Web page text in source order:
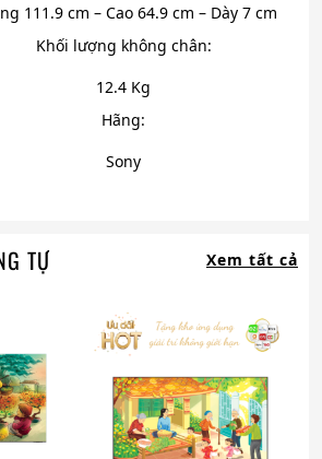
111.9 cm – Cao 64.9 cm – Dày 7 cm
Khối lượng không chân:
12.4 Kg
Hãng:
Sony
TỰ Xem tất cả